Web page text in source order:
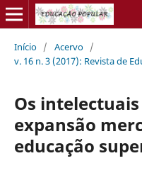
Início / Acervo /
v. 16 n. 3 (2017): Revista de
Os
expansão
educação